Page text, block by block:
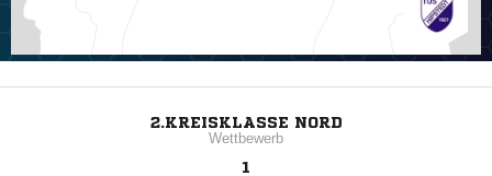
2.KREISKLASSE NORD
Wettbewerb
1